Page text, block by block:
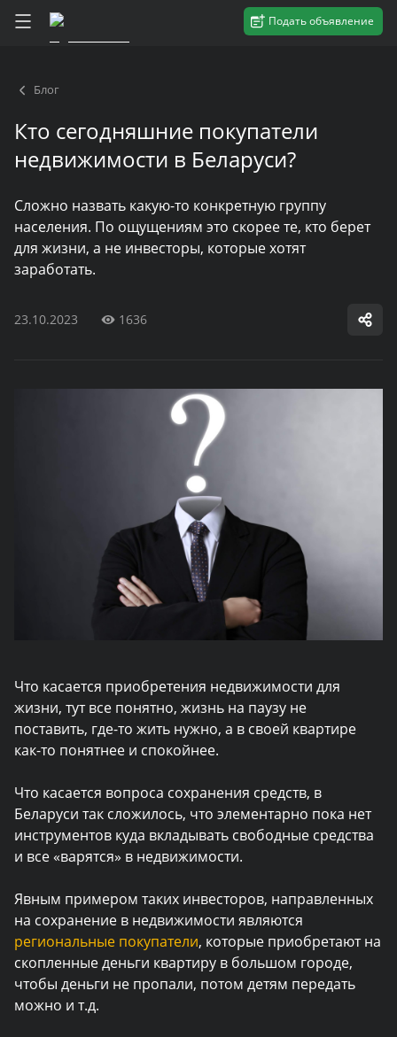
Подать объявление
Блог
Кто сегодняшние покупатели
недвижимости в Беларуси?
Сложно назвать какую-то конкретную группу
населения. По ощущениям это скорее те, кто берет
для жизни, а не инвесторы, которые хотят
заработать.
23.10.2023 1636
Что касается приобретения недвижимости для
жизни, тут все понятно, жизнь на паузу не
поставить, где-то жить нужно, а в своей квартире
как-то понятнее и спокойнее.
Что касается вопроса сохранения средств, в
Беларуси так сложилось, что элементарно пока нет
инструментов куда вкладывать свободные средства
и все «варятся» в недвижимости.
Явным примером таких инвесторов, направленных
на сохранение в недвижимости являются
региональные покупатели, которые приобретают на
скопленные деньги квартиру в большом городе,
чтобы деньги не пропали, потом детям передать
можно и т.д.